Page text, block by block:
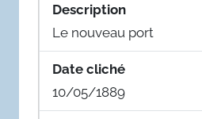
Description
Le nouveau port
Date cliché
10/05/1889